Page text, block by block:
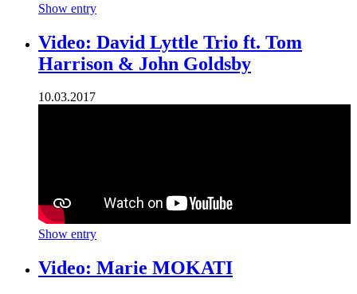
Show entry
Video: David Lyttle Trio ft. Tom
Harrison & John Goldsby
10.03.2017
Show entry
Video: Marie MOKATI